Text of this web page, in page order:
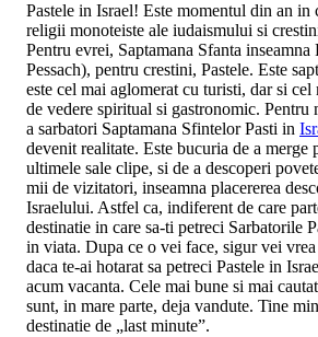
Pastele in Israel! Este momentul din an in
religii monoteiste ale iudaismului si
Pentru evrei, Saptamana Sfanta inseamna
Pessach), pentru crestini, Pastele. Este
este cel mai aglomerat cu turisti, dar si
de vedere spiritual si gastronomic.
a sarbatori Saptamana Sfintelor Pasti in
devenit realitate. Este bucuria de a merge
ultimele sale clipe, si de a descoperi
mii de vizitatori, inseamna placererea
Israelului. Astfel ca, indiferent de care
destinatie in care sa-ti petreci Sarbatorile
in viata. Dupa ce o vei face, sigur vei
daca te-ai hotarat sa petreci Pastele in
acum vacanta. Cele mai bune si mai
sunt, in mare parte, deja vandute. Tine
destinatie de „last minute”.